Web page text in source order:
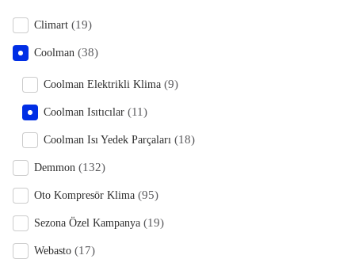
Climart (19)
Coolman (38)
Coolman Elektrikli Klima (9)
Coolman Isıtıcılar (11)
Coolman Isı Yedek Parçaları (18)
Demmon (132)
Oto Kompresör Klima (95)
Sezona Özel Kampanya (19)
Webasto (17)